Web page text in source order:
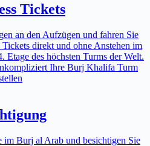
Tickets
an den Aufzügen und fahren Sie
direkt und ohne Anstehen im
des höchsten Turms der Welt.
Ihre Burj Khalifa Turm
im Burj al Arab und besichtigen Sie